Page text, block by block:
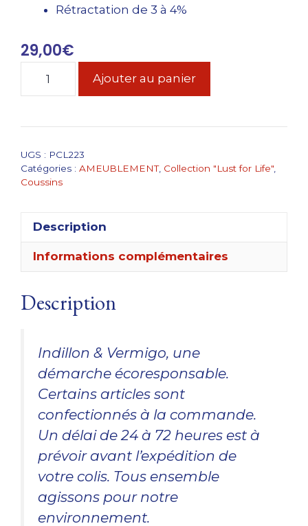
Rétractation de 3 à 4%
29,00€
Lust
for
Life
Ajouter au panier
UGS : PCL223
Catégories : AMEUBLEMENT, Collection "Lust for Life"
Coussins
Description
Informations complémentaires
Description
Indillon & Vermigo, une
démarche écoresponsable.
Certains articles sont
confectionnés à la commande.
Un délai de 24 à 72 heures est à
prévoir avant l’expédition de
votre colis. Tous ensemble
agissons pour notre
environnement.